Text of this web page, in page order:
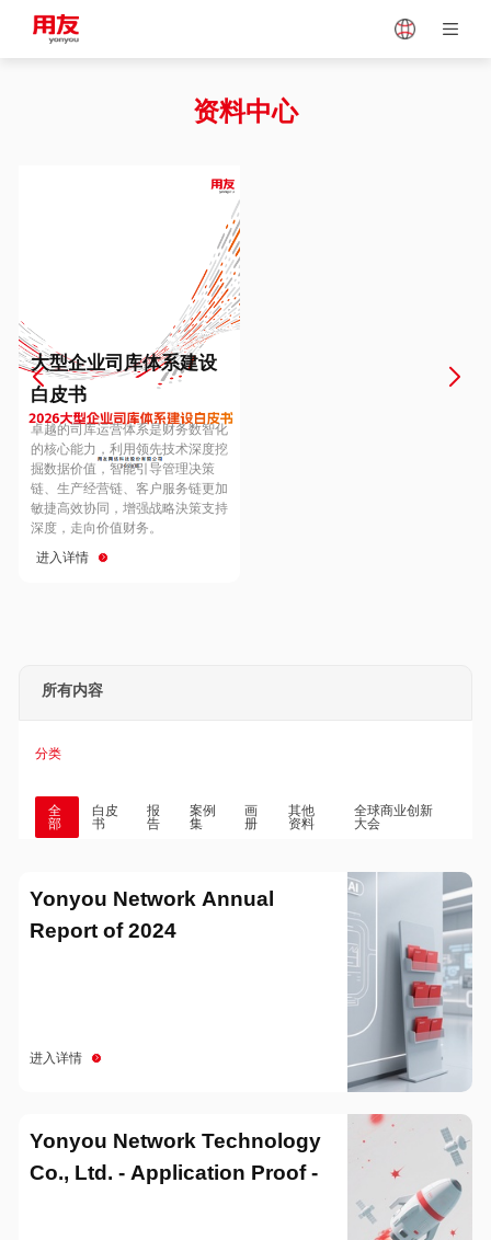
Vietnam
Europe
Hungary
Hong Kong
资料中心
大型企业司库体系建设
白皮书
卓越的司库运营体系是财务数智化
的核心能力，利用领先技术深度挖
掘数据价值，智能引导管理决策
链、生产经营链、客户服务链更加
敏捷高效协同，增强战略決策支持
深度，走向价值财务。
进入详情
所有内容
分类
全
部
白皮
书
报
告
案例
集
画
册
其他
资料
全球商业创新
大会
Yonyou Network Annual
Report of 2024
进入详情
Yonyou Network Technology
Co., Ltd. - Application Proof -